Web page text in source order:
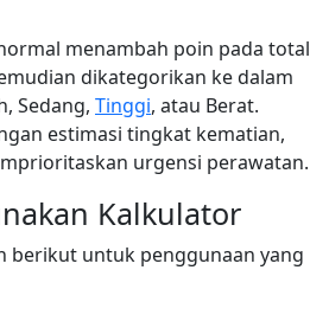
menambah poin pada total
dikategorikan ke dalam
Sedang, Tinggi, atau Berat.
estimasi tingkat kematian,
urgensi perawatan.
Kalkulator
berikut untuk penggunaan yang